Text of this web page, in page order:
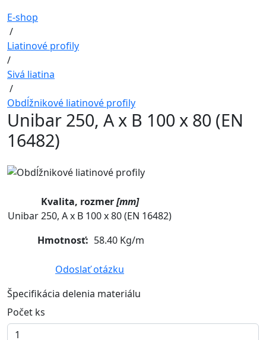
E-shop
/
Liatinové profily
/
Sivá liatina
/
Obdĺžnikové liatinové profily
Unibar 250, A x B 100 x 80 (EN
16482)
Kvalita, rozmer[mm]
Unibar 250, A x B 100 x 80 (EN 16482)
Hmotnosť: 58.40 Kg/m
Odoslať otázku
Špecifikácia delenia materiálu
Počet ks